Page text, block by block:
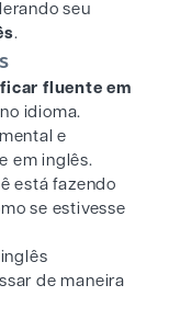
seu
.
ficar fluente em
idioma.
e
em inglês.
está fazendo
se estivesse
de maneira